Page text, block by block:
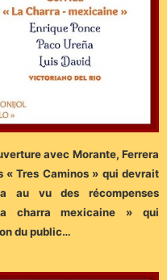
avec Morante, Ferrera
Tres Caminos » qui devrait
au vu des récompenses
charra mexicaine » qui
du public…